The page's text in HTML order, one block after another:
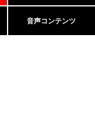
音声コンテンツ